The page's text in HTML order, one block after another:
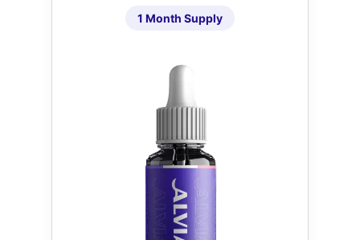
1 Month Supply